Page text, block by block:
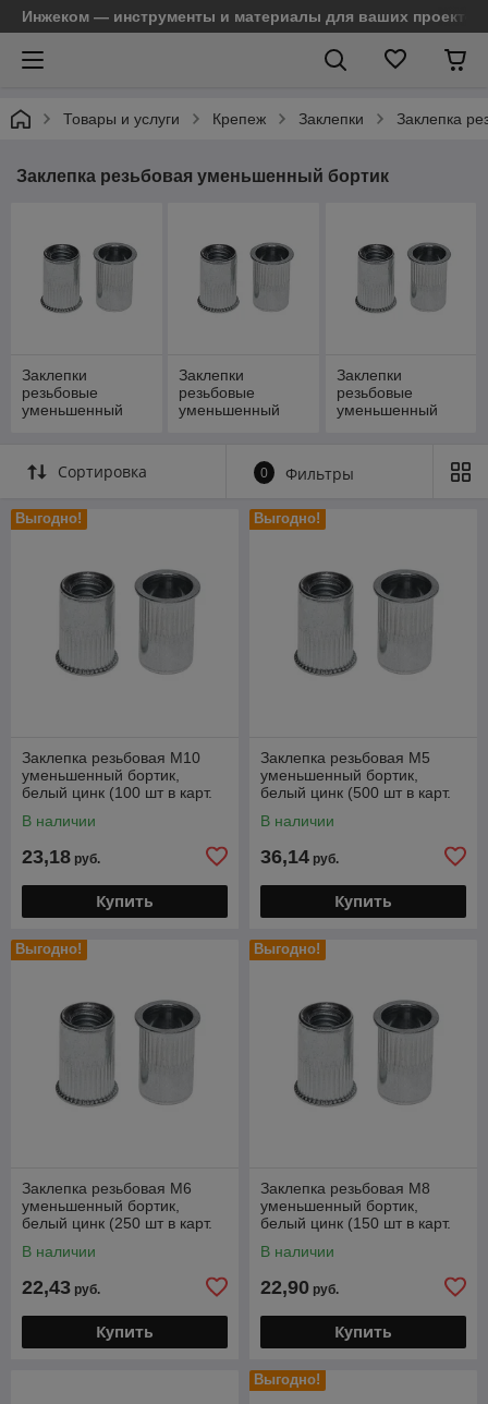
Инжеком — инструменты и материалы для ваших проектов
Товары и услуги Крепеж Заклепки Заклепка
Заклепка резьбовая уменьшенный бортик
Заклепки
резьбовые
уменьшенный
Заклепки
резьбовые
уменьшенный
Заклепки
резьбовые
уменьшенный
Сортировка 0 Фильтры
Выгодно!
Заклепка резьбовая М10
уменьшенный бортик,
белый цинк (100 шт в карт.
В наличии
23,18 руб.
Купить
Выгодно!
Заклепка резьбовая М5
уменьшенный бортик,
белый цинк (500 шт в карт.
В наличии
36,14 руб.
Купить
Выгодно!
Заклепка резьбовая М6
уменьшенный бортик,
белый цинк (250 шт в карт.
В наличии
22,43 руб.
Купить
Выгодно!
Заклепка резьбовая М8
уменьшенный бортик,
белый цинк (150 шт в карт.
В наличии
22,90 руб.
Купить
Выгодно!